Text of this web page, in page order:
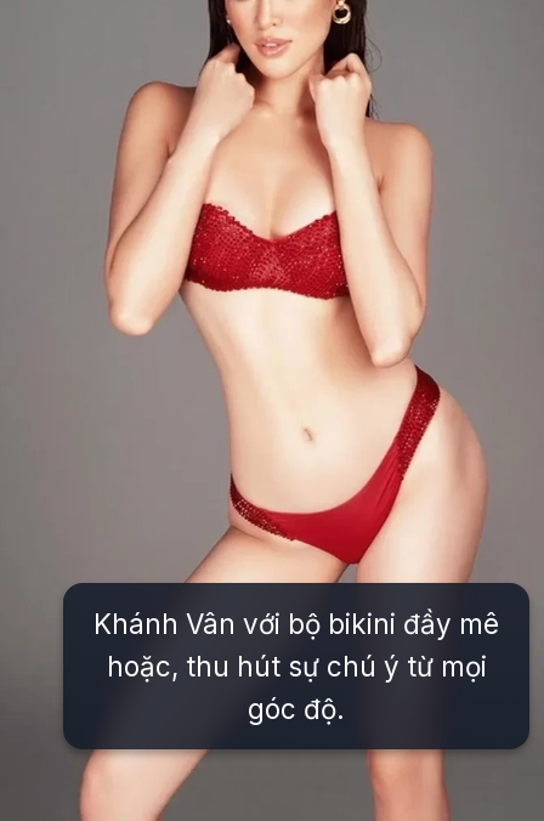
Khánh Vân với bộ bikini đầy mê
hoặc, thu hút sự chú ý từ mọi
góc độ.